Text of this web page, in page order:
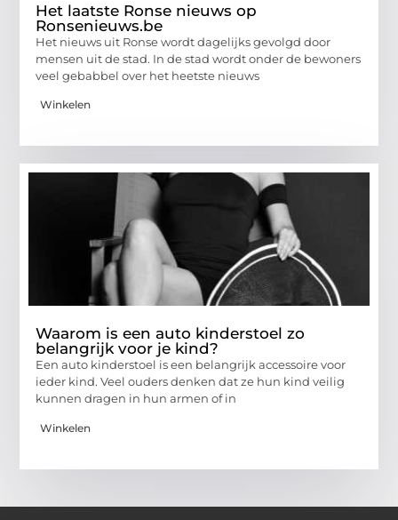
Het laatste Ronse nieuws op
Ronsenieuws.be
Het nieuws uit Ronse wordt dagelijks gevolgd door
mensen uit de stad. In de stad wordt onder de bewoners
veel gebabbel over het heetste nieuws
Winkelen
Waarom is een auto kinderstoel zo
belangrijk voor je kind?
Een auto kinderstoel is een belangrijk accessoire voor
ieder kind. Veel ouders denken dat ze hun kind veilig
kunnen dragen in hun armen of in
Winkelen